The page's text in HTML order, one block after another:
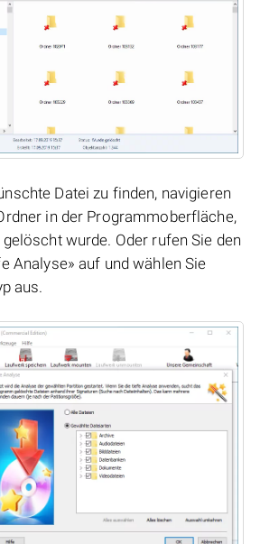
Datei zu finden, navigieren
in der Programmoberfläche,
wurde. Oder rufen Sie den
Analyse» auf und wählen Sie
aus.